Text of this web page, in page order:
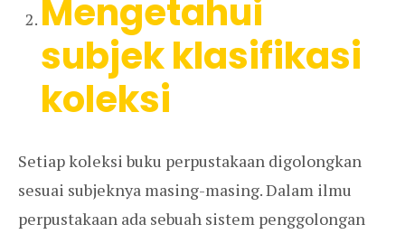
Mengetahui
subjek klasifikasi
koleksi
Setiap koleksi buku perpustakaan digolongkan
sesuai subjeknya masing-masing. Dalam ilmu
perpustakaan ada sebuah sistem penggolongan